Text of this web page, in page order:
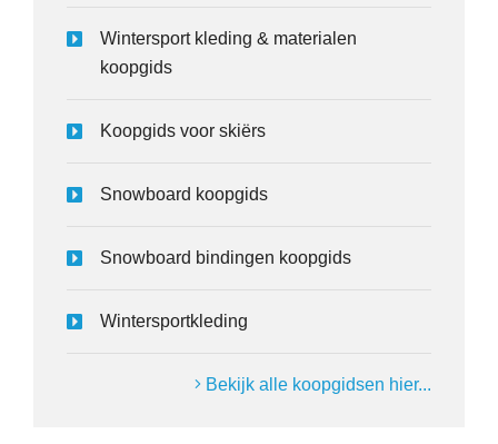
Wintersport kleding & materialen
koopgids
Koopgids voor skiërs
Snowboard koopgids
Snowboard bindingen koopgids
Wintersportkleding
Bekijk alle koopgidsen hier...